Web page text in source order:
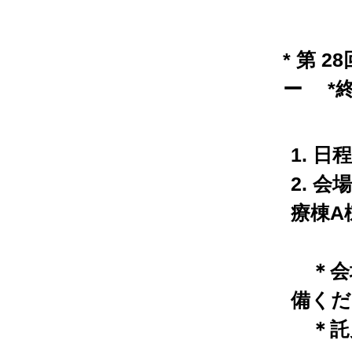
* 第 28
ー *終
1. 日
2. 会
療棟A
＊会
備く
＊託